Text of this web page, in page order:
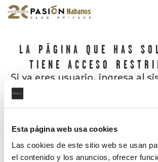
Esta página web usa cookies
Las cookies de este sitio web se usan
el contenido y los anuncios, ofrecer
LA PÁGINA QUE HAS
TIENE ACCESO
Si ya eres usuario, ingresa al